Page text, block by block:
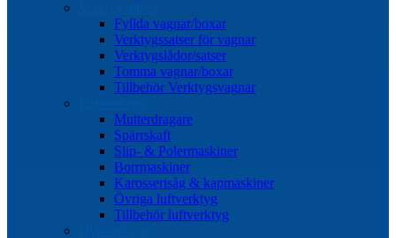
Fyllda vagnar/boxar
Verktygssatser för vagnar
Verktygslådor/satser
Tomma vagnar/boxar
Tillbehör Verktygsvagnar
Mutterdragare
Spärrskaft
Slip- & Polermaskiner
Borrmaskiner
Karosserisåg & kapmaskiner
Övriga luftverktyg
Tillbehör luftverktyg